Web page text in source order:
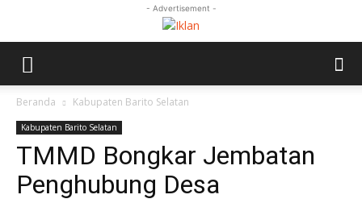
- Advertisement -
Beranda Kabupaten Barito Selatan
Kabupaten Barito Selatan
TMMD Bongkar Jembatan
Penghubung Desa